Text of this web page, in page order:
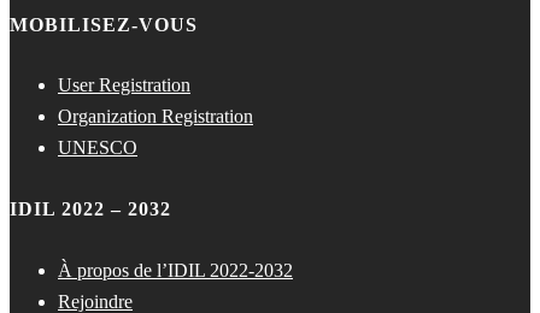
MOBILISEZ-VOUS
User Registration
Organization Registration
UNESCO
IDIL 2022 – 2032
À propos de l’IDIL 2022-2032
Rejoindre